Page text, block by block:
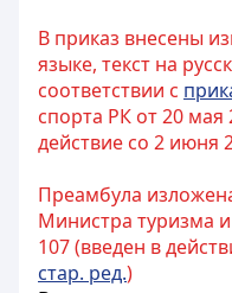
В приказ внесены
языке, текст на
соответствии с
спорта РК от 20
действие со 2 июня
Преамбула
Министра туризма
107 (введен в
стар. ред.)